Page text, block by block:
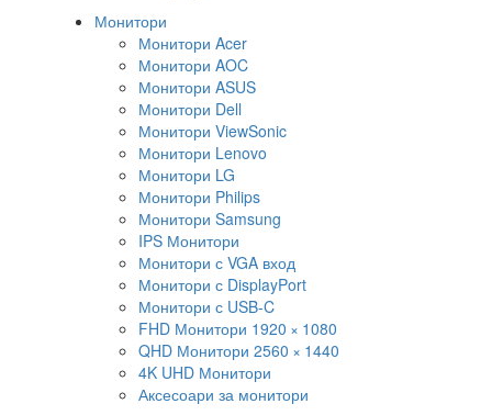
Монитори
Монитори Acer
Монитори AOC
Монитори ASUS
Монитори Dell
Монитори ViewSonic
Монитори Lenovo
Монитори LG
Монитори Philips
Монитори Samsung
IPS Монитори
Монитори с VGA вход
Монитори с DisplayPort
Монитори с USB-C
FHD Монитори 1920 × 1080
QHD Монитори 2560 × 1440
4K UHD Монитори
Аксесоари за монитори